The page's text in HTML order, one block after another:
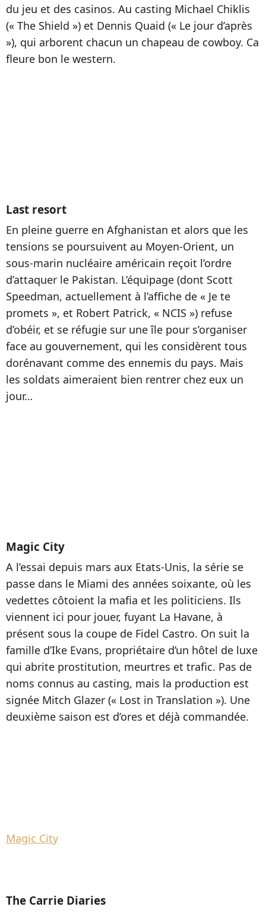
du jeu et des casinos. Au casting Michael Chiklis
(« The Shield ») et Dennis Quaid (« Le jour d’après
»), qui arborent chacun un chapeau de cowboy. Ca
fleure bon le western.
Last resort
En pleine guerre en Afghanistan et alors que les
tensions se poursuivent au Moyen-Orient, un
sous-marin nucléaire américain reçoit l’ordre
d’attaquer le Pakistan. L’équipage (dont Scott
Speedman, actuellement à l’affiche de « Je te
promets », et Robert Patrick, « NCIS ») refuse
d’obéir, et se réfugie sur une île pour s’organiser
face au gouvernement, qui les considèrent tous
dorénavant comme des ennemis du pays. Mais
les soldats aimeraient bien rentrer chez eux un
jour…
Magic City
A l’essai depuis mars aux Etats-Unis, la série se
passe dans le Miami des années soixante, où les
vedettes côtoient la mafia et les politiciens. Ils
viennent ici pour jouer, fuyant La Havane, à
présent sous la coupe de Fidel Castro. On suit la
famille d’Ike Evans, propriétaire d’un hôtel de luxe
qui abrite prostitution, meurtres et trafic. Pas de
noms connus au casting, mais la production est
signée Mitch Glazer (« Lost in Translation »). Une
deuxième saison est d’ores et déjà commandée.
Magic City
The Carrie Diaries